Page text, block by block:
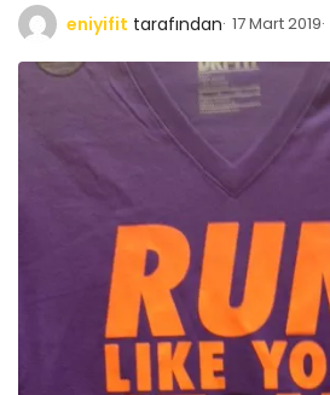
eniyifit tarafından 17 Mart 2019